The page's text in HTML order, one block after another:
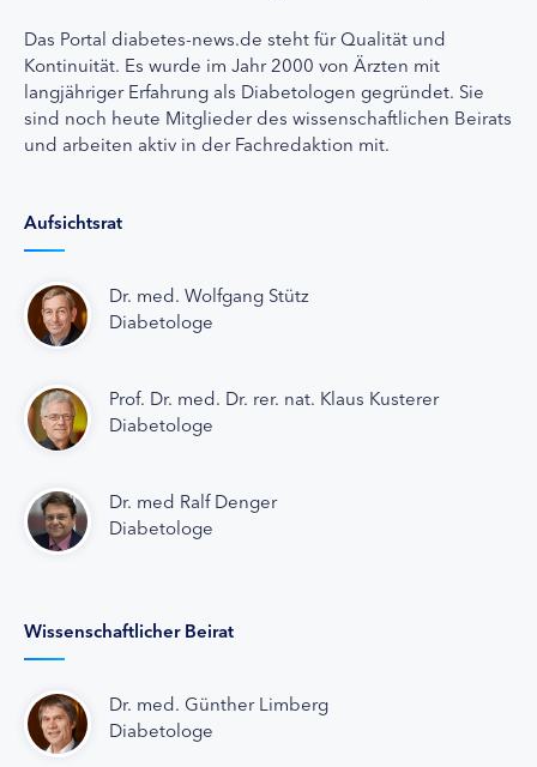
Das Portal diabetes-news.de steht für Qualität und
Kontinuität. Es wurde im Jahr 2000 von Ärzten mit
langjähriger Erfahrung als Diabetologen gegründet. Sie
sind noch heute Mitglieder des wissenschaftlichen Beirats
und arbeiten aktiv in der Fachredaktion mit.
Aufsichtsrat
Dr. med. Wolfgang Stütz
Diabetologe
Prof. Dr. med. Dr. rer. nat. Klaus Kusterer
Diabetologe
Dr. med Ralf Denger
Diabetologe
Wissenschaftlicher Beirat
Dr. med. Günther Limberg
Diabetologe